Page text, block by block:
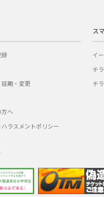
期・変更
へ
ラスメントポリシー
ス
イ
チ
チ